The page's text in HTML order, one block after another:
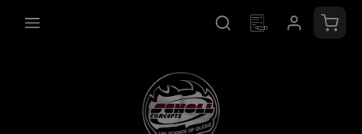
springen